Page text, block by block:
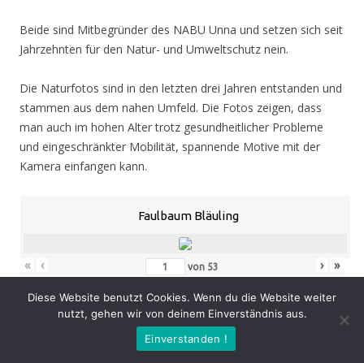
Beide sind Mitbegründer des NABU Unna und setzen sich seit
Jahrzehnten für den Natur- und Umweltschutz nein.
Die Naturfotos sind in den letzten drei Jahren entstanden und
stammen aus dem nahen Umfeld. Die Fotos zeigen, dass
man auch im hohen Alter trotz gesundheitlicher Probleme
und eingeschränkter Mobilität, spannende Motive mit der
Kamera einfangen kann.
Faulbaum Bläuling
« ‹ von 53 › »
: Donnerstag 05.11.20, 19.00 Uhr
: 05.11. – 07.02.21, geöffnet Mo. – Do. 8.30 – 16.00 Uhr,
Diese Website benutzt Cookies. Wenn du die Website weiter
nutzt, gehen wir von deinem Einverständnis aus.
Einverstanden !